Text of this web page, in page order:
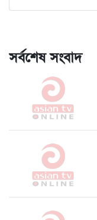
সর্বশেষ সংবাদ